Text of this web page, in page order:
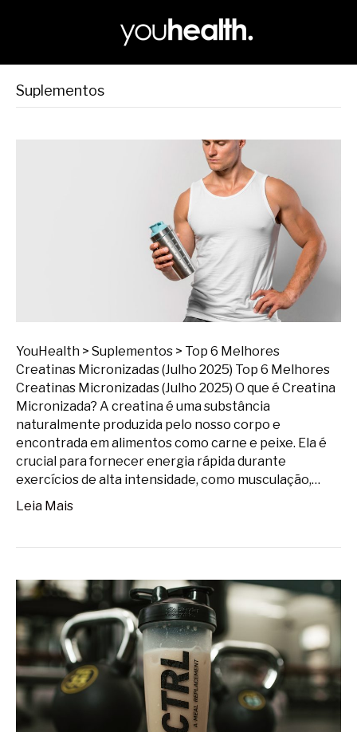
Suplementos
YouHealth > Suplementos > Top 6 Melhores
Creatinas Micronizadas (Julho 2025) Top 6 Melhores
Creatinas Micronizadas (Julho 2025) O que é Creatina
Micronizada? A creatina é uma substância
naturalmente produzida pelo nosso corpo e
encontrada em alimentos como carne e peixe. Ela é
crucial para fornecer energia rápida durante
exercícios de alta intensidade, como musculação,…
Leia Mais